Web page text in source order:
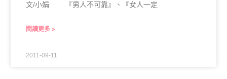
文/小娟 『男人不可靠』、『女人一定
閱讀更多 »
2011-09-11